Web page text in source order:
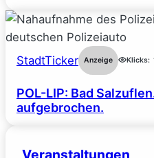
StadtTicker Anzeige Klicks:
POL-LIP: Bad
aufgebrochen.
Veranstaltungen